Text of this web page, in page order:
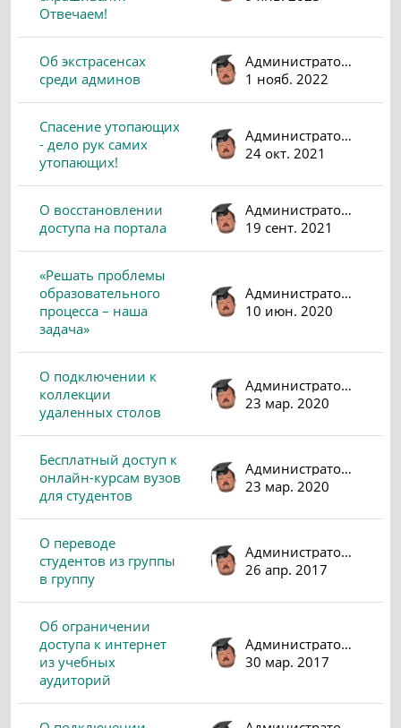
Отвечаем!
Об экстрасенсах
среди админов
Администратор (valeri)
1 нояб. 2022
Спасение утопающих
- дело рук самих
утопающих!
Администратор (valeri)
24 окт. 2021
О восстановлении
доступа на портала
Администратор (valeri)
19 сент. 2021
«Решать проблемы
образовательного
процесса – наша
задача»
Администратор (valeri)
10 июн. 2020
О подключении к
коллекции
удаленных столов
Администратор (valeri)
23 мар. 2020
Бесплатный доступ к
онлайн-курсам вузов
для студентов
Администратор (valeri)
23 мар. 2020
О переводе
студентов из группы
в группу
Администратор (valeri)
26 апр. 2017
Об ограничении
доступа к интернет
из учебных
аудиторий
Администратор (valeri)
30 мар. 2017